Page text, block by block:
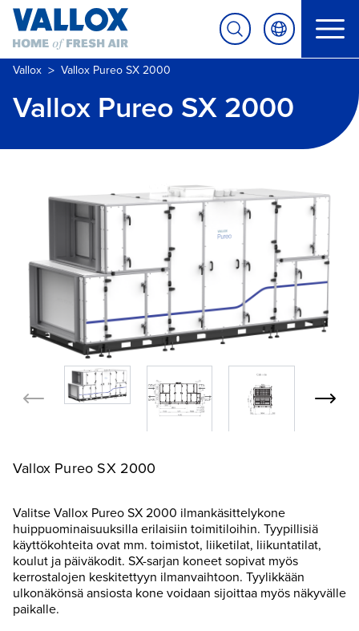
Vallox > Vallox Pureo SX 2000
Vallox Pureo SX 2000
Vallox Pureo SX 2000
Valitse Vallox Pureo SX 2000 ilmankäsittelykone
huippuominaisuuksilla erilaisiin toimitiloihin. Tyypillisiä
käyttökohteita ovat mm. toimistot, liiketilat, liikuntatilat,
koulut ja päiväkodit. SX-sarjan koneet sopivat myös
kerrostalojen keskitettyyn ilmanvaihtoon. Tyylikkään
ulkonäkönsä ansiosta kone voidaan sijoittaa myös näkyvälle
paikalle.